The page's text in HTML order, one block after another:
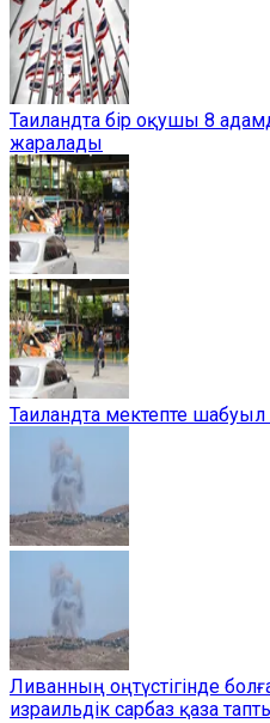
Таиландта бір оқушы 8
жаралады
Таиландта мектепте
Ливанның оңтүстігінде
израильдік сарбаз қаза